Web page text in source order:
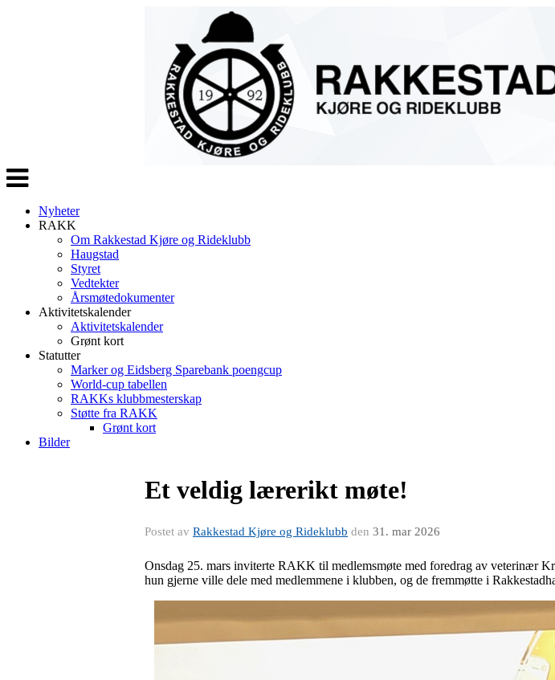
Veksle
navigasjon
Nyheter
RAKK
Om Rakkestad Kjøre og Rideklubb
Haugstad
Styret
Vedtekter
Årsmøtedokumenter
Aktivitetskalender
Aktivitetskalender
Grønt kort
Statutter
Marker og Eidsberg Sparebank poengcup
World-cup tabellen
RAKKs klubbmesterskap
Støtte fra RAKK
Grønt kort
Bilder
Et veldig lærerikt møte!
Postet av Rakkestad Kjøre og Rideklubb den 31. mar 2026
Onsdag 25. mars inviterte RAKK til medlemsmøte med foredrag av veterinær
hun gjerne ville dele med medlemmene i klubben, og de fremmøtte i